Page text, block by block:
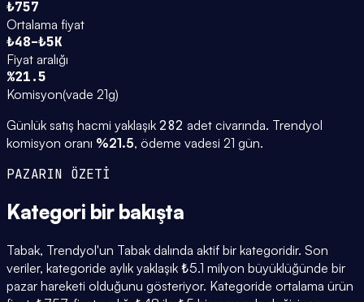
₺757
Ortalama fiyat
₺48–₺5K
Fiyat aralığı
%21.5
Komisyon(vade 21g)
Günlük satış hacmi yaklaşık 282 adet civarında. Trendyol
komisyon oranı %21.5, ödeme vadesi 21 gün.
PAZARIN ÖZETİ
Kategori bir bakışta
Tabak, Trendyol'un Tabak dalında aktif bir kategoridir. Son
veriler, kategoride aylık yaklaşık ₺5.1 milyon büyüklüğünde bir
pazar hareketi olduğunu gösteriyor. Kategoride ortalama ürün